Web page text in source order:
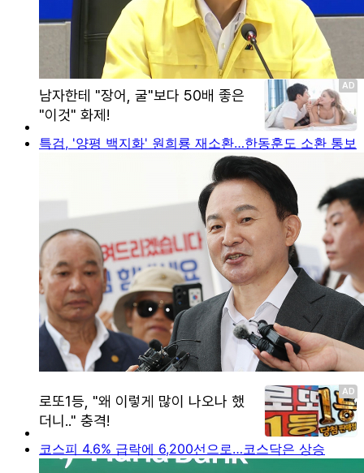
특검, '양평 백지화' 원희룡 재소환…한동훈도 소환 통보
코스피 4.6% 급락에 6,200선으로…코스닥은 상승